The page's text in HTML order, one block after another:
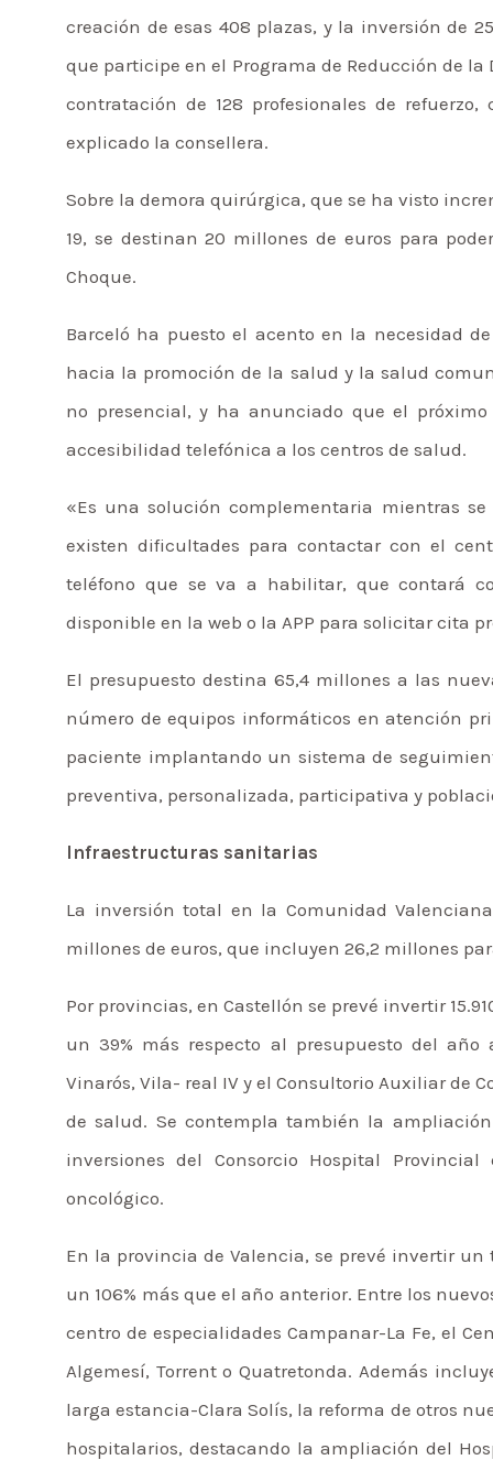
creación de esas 408 plazas, y la inversión de
que participe en el Programa de Reducción de
contratación de 128 profesionales de
explicado la consellera.
Sobre la demora quirúrgica, que se ha visto
19, se destinan 20 millones de euros para
Choque.
Barceló ha puesto el acento en la necesidad
hacia la promoción de la salud y la salud
no presencial, y ha anunciado que el
accesibilidad telefónica a los centros de salud.
«Es una solución complementaria mientras
existen dificultades para contactar con el
teléfono que se va a habilitar, que contará
disponible en la web o la APP para solicitar cita
El presupuesto destina 65,4 millones a las
número de equipos informáticos en atención
paciente implantando un sistema de
preventiva, personalizada, participativa y
Infraestructuras sanitarias
La inversión total en la Comunidad
millones de euros, que incluyen 26,2 millones
Por provincias, en Castellón se prevé invertir
un 39% más respecto al presupuesto del
Vinarós, Vila- real IV y el Consultorio Auxiliar de
de salud. Se contempla también la
inversiones del Consorcio Hospital
oncológico.
En la provincia de Valencia, se prevé invertir un
un 106% más que el año anterior. Entre los
centro de especialidades Campanar-La Fe, el
Algemesí, Torrent o Quatretonda. Además
larga estancia-Clara Solís, la reforma de otros
hospitalarios, destacando la ampliación del